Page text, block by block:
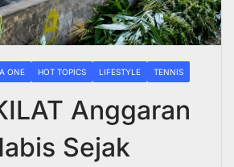
ONE HOT TOPICS LIFESTYLE TENNIS
Anggaran
Sejak